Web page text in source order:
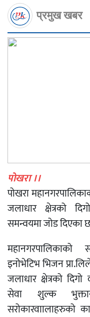
प्रमुख खबर
पोखरा ।।
पोखरा
जलाधार क्षेत्रको
समन्वयमा जोड दिएका
इनोभेटिभ भिजन
जलाधार क्षेत्रको
सेवा शुल्क
सरोकारवाालाहरुको